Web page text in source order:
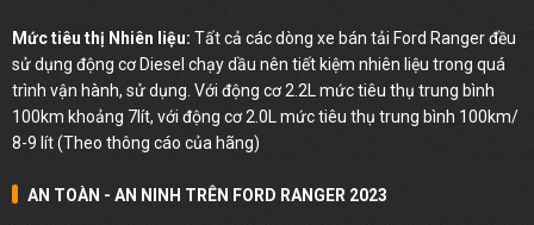
Mức tiêu thị Nhiên liệu: Tất cả các dòng xe bán tải Ford Ranger đều
sử dụng động cơ Diesel chạy dầu nên tiết kiệm nhiên liệu trong quá
trình vận hành, sử dụng. Với động cơ 2.2L mức tiêu thụ trung bình
100km khoảng 7lít, với động cơ 2.0L mức tiêu thụ trung bình 100km/
8-9 lít (Theo thông cáo của hãng)
AN TOÀN - AN NINH TRÊN FORD RANGER 2023